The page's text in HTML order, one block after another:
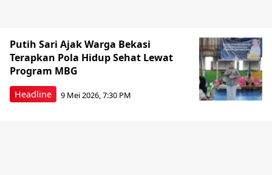
Headline
Putih Sari Ajak Warga Bekasi
Terapkan Pola Hidup Sehat Lewat
Program MBG
9 Mei 2026, 7:30 PM